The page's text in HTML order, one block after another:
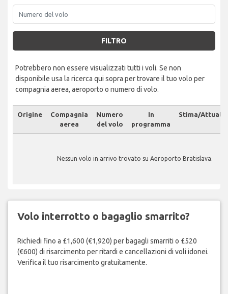
FILTRO
Potrebbero non essere visualizzati tutti i voli. Se non
disponibile usa la ricerca qui sopra per trovare il tuo volo per
compagnia aerea, aeroporto o numero di volo.
Origine
Compagnia
aerea
Numero
del volo
In
programma
Stima/Attuale
Nessun volo in arrivo trovato su Aeroporto Bratislava.
Volo interrotto o bagaglio smarrito?
Richiedi fino a £1,600 (€1,920) per bagagli smarriti o £520
(€600) di risarcimento per ritardi e cancellazioni di voli idonei.
Verifica il tuo risarcimento gratuitamente.